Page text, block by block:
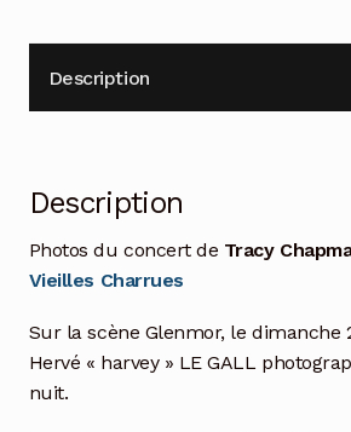
Description
Description
Photos du concert de Tracy
Vieilles Charrues
Sur la scène Glenmor, le dimanche
Hervé « harvey » LE GALL
nuit.